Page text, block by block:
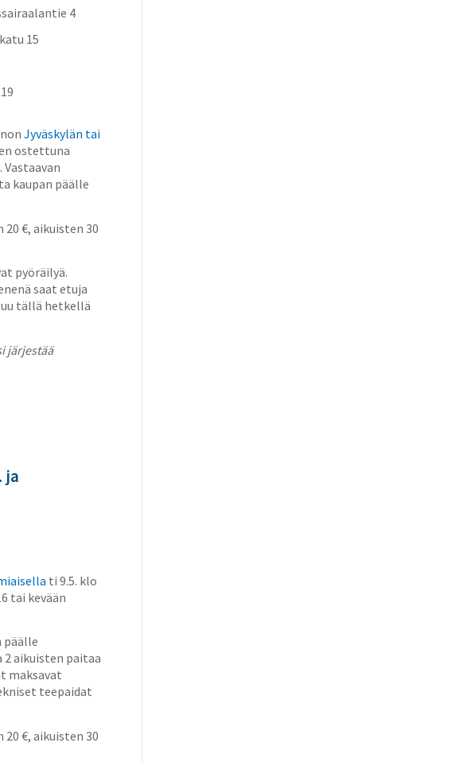
4
15
Jyväskylän tai
ostettuna
kaupan päälle
€, aikuisten 30
pyöräilyä.
saat etuja
tällä hetkellä
järjestää
ja
ti 9.5. klo
tai kevään
päälle
2 aikuisten paitaa
maksavat
teepaidat
€, aikuisten 30